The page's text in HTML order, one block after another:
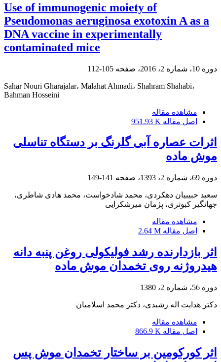
Use of immunogenic moiety of
Pseudomonas aeruginosa exotoxin A as a
DNA vaccine in experimentally
contaminated mice
دوره 10، شماره 2، 2016، صفحه 105-112
Sahar Nouri Gharajalar، Malahat Ahmadi، Shahram Shahabi،
Bahman Hosseini
مشاهده مقاله
اصل مقاله 951.93 K
اثرات عصاره آبی گلرنگ بر دستگاه تناسلی
موش ماده
دوره 69، شماره 2، 1393، صفحه 141-149
سعید حبیبیان دهکردی، محمد شادخواست، محمد هادی شاطری،
جهانگیر کبوتری، پژمان میرشکرایی
مشاهده مقاله
اصل مقاله 2.64 M
اثر بازدارنده رشد فولیکولی روغن پنبه دانه
هیدروژنه روی تخمدان موش ماده
دوره 56، شماره 2، 1380
دکتر هدایت اله رشیدی، دکتر محمد اسلامیان
مشاهده مقاله
اصل مقاله 866.9 K
اثر کورکومین بر ساختار تخمدان موش پس